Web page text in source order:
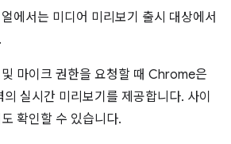
에서는 미디어 미리보기 출시 대상에서
마이크 권한을 요청할 때 Chrome은
실시간 미리보기를 제공합니다. 사이
확인할 수 있습니다.